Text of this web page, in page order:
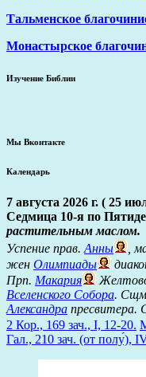
Тальменское
Монастырское
Изучение Библии
Мы Вконтакте
Календарь
7 августа 2026 г. ( 25
Седмица 10-я по
растительным маслом.
Успение прав.Анны
,
жен Олимпиады
Прп. Макария
Вселенского Собора.
Александра пресвитера.
2 Кор., 169 зач., I, 12-20.
Гал., 210 зач. (от полу́),